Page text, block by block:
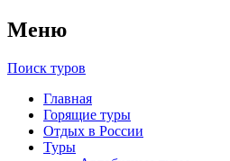
Меню
Поиск туров
Главная
Горящие туры
Отдых в России
Туры